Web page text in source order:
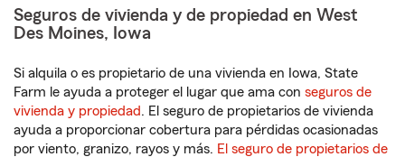
Seguros de vivienda y de propiedad en West
Des Moines, Iowa
Si alquila o es propietario de una vivienda en Iowa, State
Farm le ayuda a proteger el lugar que ama con seguros de
vivienda y propiedad. El seguro de propietarios de vivienda
ayuda a proporcionar cobertura para pérdidas ocasionadas
por viento, granizo, rayos y más. El seguro de propietarios de